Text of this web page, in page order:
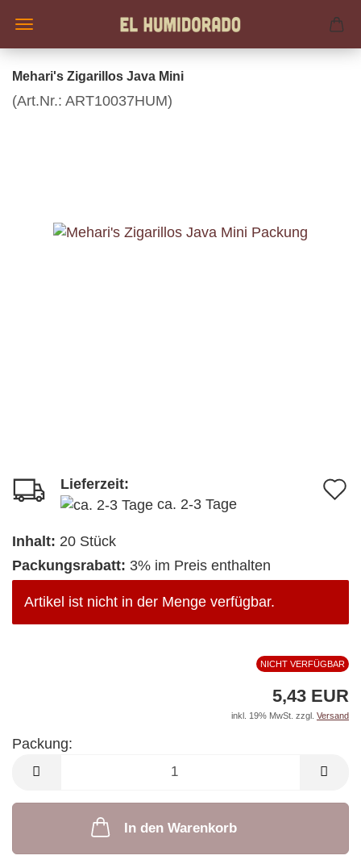
Mehari's Zigarillos Java Mini
(Art.Nr.: ART10037HUM)
Lieferzeit:
ca. 2-3 Tage
Inhalt: 20 Stück
Packungsrabatt: 3% im Preis enthalten
Artikel ist nicht in der Menge verfügbar.
NICHT VERFÜGBAR
5,43 EUR
inkl. 19% MwSt. zzgl. Versand
Packung:
Packung
In den Warenkorb